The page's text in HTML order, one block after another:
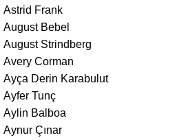
Astrid Frank
August Bebel
August Strindberg
Avery Corman
Ayça Derin Karabulut
Ayfer Tunç
Aylin Balboa
Aynur Çınar